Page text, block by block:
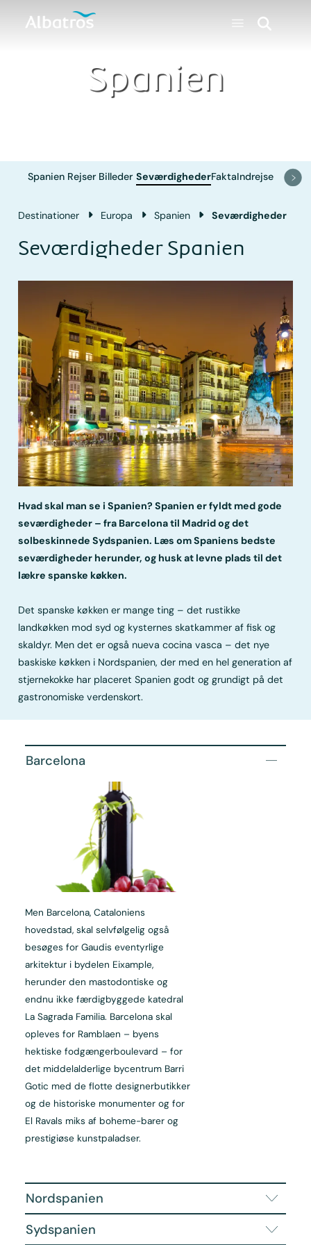
Spanien
Spanien Rejser Billeder SeværdighederFaktaIndrejse
Destinationer Europa Spanien Seværdigheder
Seværdigheder Spanien
Hvad skal man se i Spanien? Spanien er fyldt med gode
seværdigheder – fra Barcelona til Madrid og det
solbeskinnede Sydspanien. Læs om Spaniens bedste
seværdigheder herunder, og husk at levne plads til det
lækre spanske køkken.
Det spanske køkken er mange ting – det rustikke
landkøkken mod syd og kysternes skatkammer af fisk og
skaldyr. Men det er også nueva cocina vasca – det nye
baskiske køkken i Nordspanien, der med en hel generation af
stjernekokke har placeret Spanien godt og grundigt på det
gastronomiske verdenskort.
Barcelona
Men Barcelona, Cataloniens
hovedstad, skal selvfølgelig også
besøges for Gaudis eventyrlige
arkitektur i bydelen Eixample,
herunder den mastodontiske og
endnu ikke færdigbyggede katedral
La Sagrada Familia. Barcelona skal
opleves for Ramblaen – byens
hektiske fodgængerboulevard – for
det middelalderlige bycentrum Barri
Gotic med de flotte designerbutikker
og de historiske monumenter og for
El Ravals miks af boheme-barer og
prestigiøse kunstpaladser.
Nordspanien
Sydspanien